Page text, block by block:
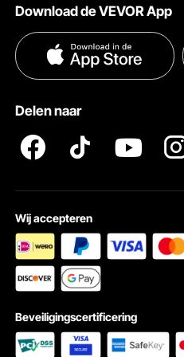
Hulp en veelgestelde vragen
Voorwaarden van de dienst
Privacybeleid
Download de VEVOR App
Delen naar
Wij accepteren
Beveiligingscertificering